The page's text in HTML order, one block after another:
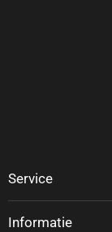
Service
Informatie